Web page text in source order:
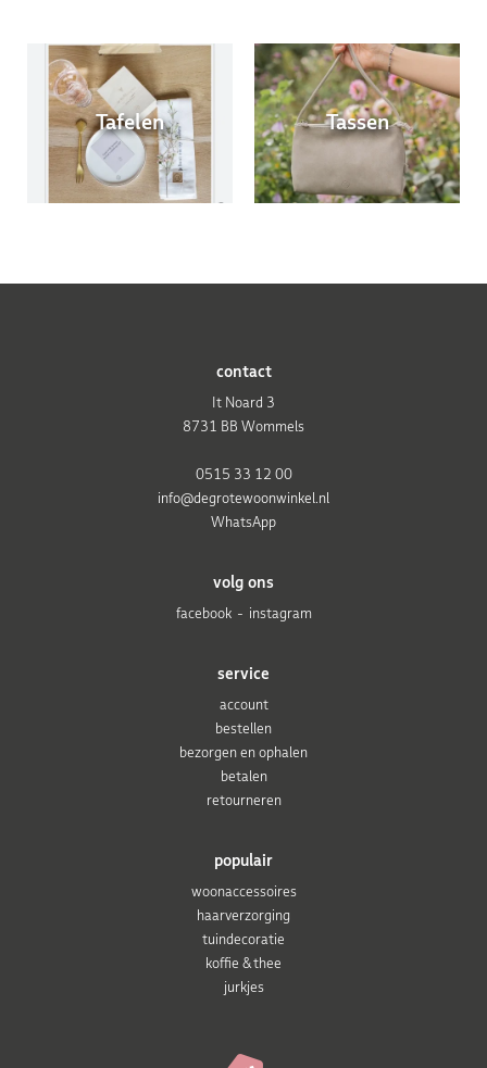
Tafelen Tassen
populair
woonaccessoires
haarverzorging
tuindecoratie
koffie & thee
jurkjes
service
account
bestellen
bezorgen en ophalen
betalen
retourneren
volg ons
facebook
instagram
contact
It Noard 3
8731 BB Wommels
0515 33 12 00
info@degrotewoonwinkel.nl
WhatsApp